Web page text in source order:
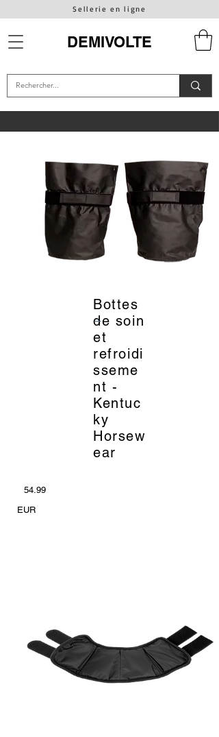
Sellerie en ligne
DEMIVOLTE
Bottes
de soin
et
refroidi
sseme
nt -
Kentuc
ky
Horsew
ear
_
54.99
EUR